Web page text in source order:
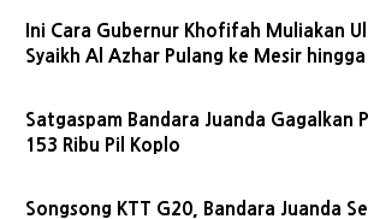
Ini Cara Gubernur Khofifah Muliakan
Syaikh Al Azhar Pulang ke Mesir hingga
Satgaspam Bandara Juanda Gagalkan
153 Ribu Pil Koplo
Songsong KTT G20, Bandara Juanda